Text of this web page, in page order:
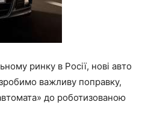
ринку в Росії, нові авто
важливу поправку,
до роботизованою